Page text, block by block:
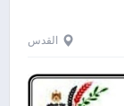
القدس